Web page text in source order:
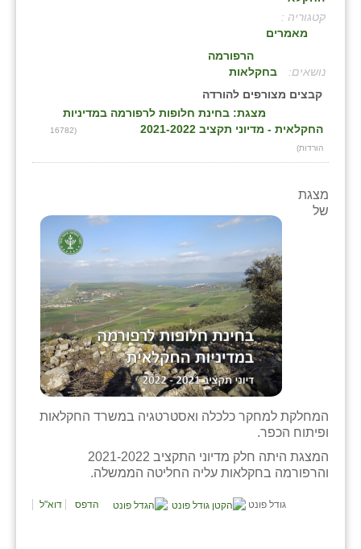
קטגוריה :
מאמרים
:
הרפורמה
בחקלאות
קבצים מצורפים להורדה
מצגת: בחינת חלופות לרפורמה במדיניות
החקלאית - מדיוני תקציב 2021-2022
(16782
הורדות)
מצגת
של
המחלקת למחקר כלכלה ואסטרטגיה במשרד החקלאות
ופיתוח הכפר.
המצגת היתה חלק מדיוני התקציב 2021-2022
והרפורמה בחקלאות עליה החליטה הממשלה.
גודל פונט הדפס דוא"ל
בני ציון
גן הדרום
גני עם
חבצלת השרון
חמרה